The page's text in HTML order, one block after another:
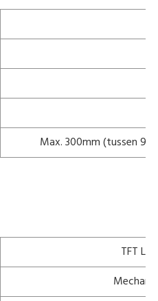
Max. 300mm (tussen
TFT